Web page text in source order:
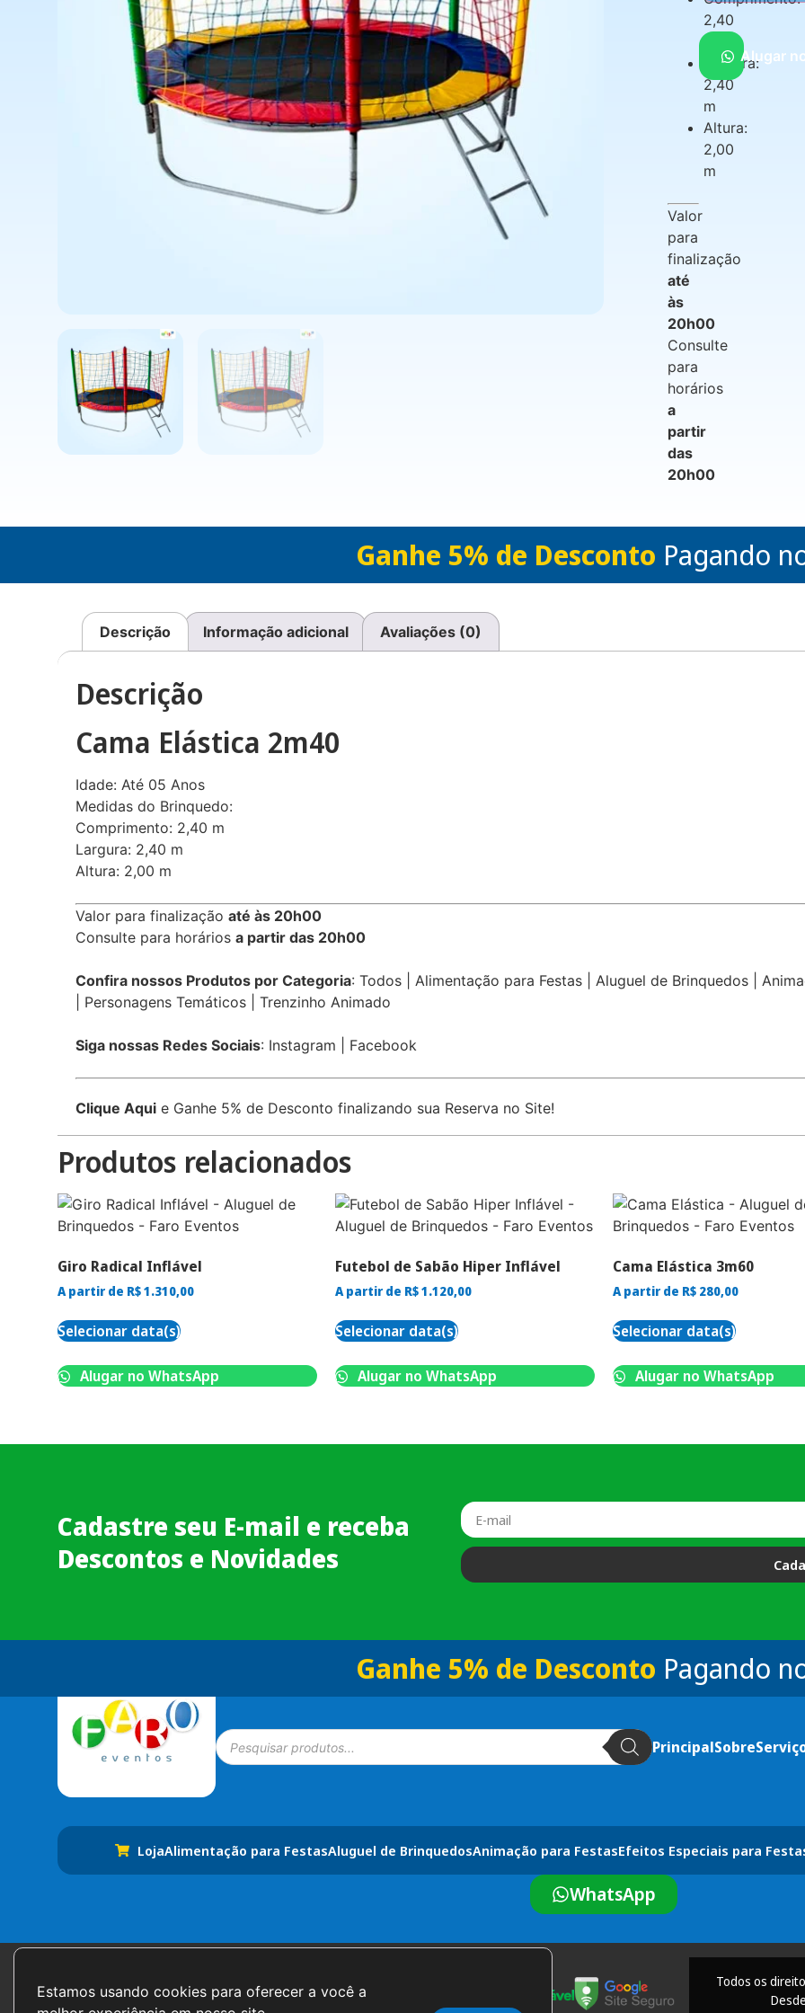
2,40
m
Largura:
2,40
m
Altura:
2,00
m
Valor
para
finalização
até
às
20h00
Consulte
para
horários
a
partir
das
20h00
Alugar
Ganhe 5% de Desconto Pagando
Descrição Informação adicional Avaliações (0)
Descrição
Cama Elástica 2m40
Idade: Até 05 Anos
Medidas do Brinquedo:
Comprimento: 2,40 m
Largura: 2,40 m
Altura: 2,00 m
Valor para finalização até às 20h00
Consulte para horários a partir das 20h00
Confira nossos Produtos por Categoria: Todos Alimentação para Festas Aluguel de Brinquedos
Personagens Temáticos Trenzinho Animado
Siga nossas Redes Sociais: Instagram Facebook
Clique Aqui e Ganhe 5% de Desconto finalizando sua Reserva no Site!
Produtos relacionados
Giro Radical Inflável
A partir de R$1.310,00
Selecionar data(s)
Alugar no WhatsApp
Futebol de Sabão Hiper Inflável
A partir de R$1.120,00
Selecionar data(s)
Alugar no WhatsApp
Cama Elástica 3m60
A partir de R$ 280,00
Selecionar data(s)
Alugar no WhatsApp
Cadastre seu E-mail e receba
Descontos e Novidades
Ganhe 5% de Desconto Pagando
PrincipalSobre
LojaAlimentação para FestasAluguel de BrinquedosAnimação para FestasEfeitos Especiais para
WhatsApp
Todos os
Estamos usando cookies para oferecer a você a